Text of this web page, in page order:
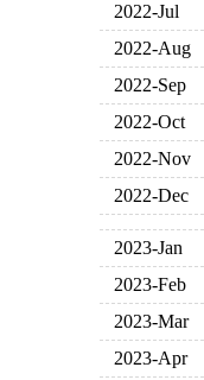
2022-Jul
2022-Aug
2022-Sep
2022-Oct
2022-Nov
2022-Dec
2023-Jan
2023-Feb
2023-Mar
2023-Apr